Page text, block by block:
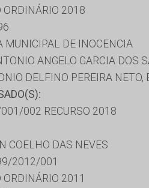
ORDINÁRIO 2018
MUNICIPAL DE INOCENCIA
ANGELO GARCIA DOS
DELFINO PEREIRA NETO,
002 RECURSO 2018
COELHO DAS NEVES
2012/001
ORDINÁRIO 2011